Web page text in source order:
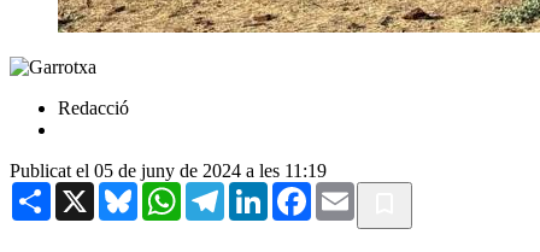
Redacció
Publicat el 05 de juny de 2024 a les 11:19
Share X BlueskyWhatsAppTelegramLinkedInFacebook
Email